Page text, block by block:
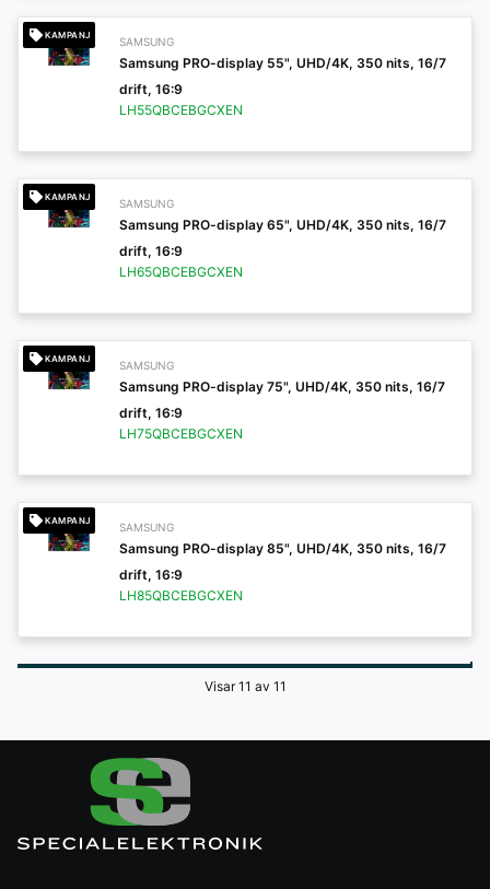
SAMSUNG
Samsung PRO-display 55", UHD/4K, 350 nits, 16/7
drift, 16:9
LH55QBCEBGCXEN
KAMPANJ
SAMSUNG
Samsung PRO-display 65", UHD/4K, 350 nits, 16/7
drift, 16:9
LH65QBCEBGCXEN
KAMPANJ
SAMSUNG
Samsung PRO-display 75", UHD/4K, 350 nits, 16/7
drift, 16:9
LH75QBCEBGCXEN
KAMPANJ
SAMSUNG
Samsung PRO-display 85", UHD/4K, 350 nits, 16/7
drift, 16:9
LH85QBCEBGCXEN
KAMPANJ
Visar 11 av 11